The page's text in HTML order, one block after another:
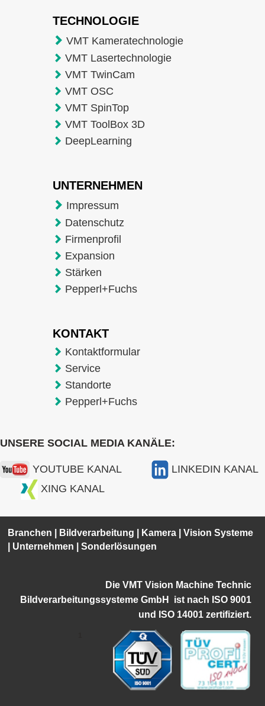
TECHNOLOGIE
VMT Kameratechnologie
VMT Lasertechnologie
VMT TwinCam
VMT OSC
VMT SpinTop
VMT ToolBox 3D
DeepLearning
UNTERNEHMEN
Impressum
Datenschutz
Firmenprofil
Expansion
Stärken
Pepperl+Fuchs
KONTAKT
Kontaktformular
Service
Standorte
Pepperl+Fuchs
UNSERE SOCIAL MEDIA KANÄLE:
YOUTUBE KANAL
LINKEDIN KANAL
XING KANAL
Branchen Bildverarbeitung Kamera |Vision Systeme
Unternehmen |Sonderlösungen
Die VMT Vision Machine Technic
Bildverarbeitungssysteme GmbH istnach ISO 9001
und ISO 14001 zertifiziert.